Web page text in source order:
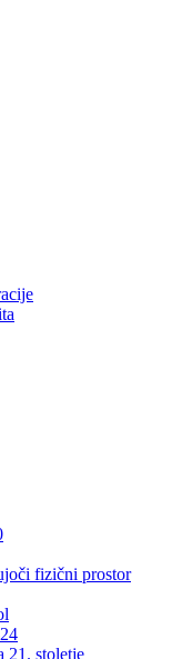
fizični prostor
21. stoletje